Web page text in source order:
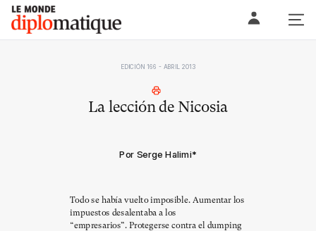
Skip
content
Le monde diplomatique
EDICIÓN 166 - ABRIL 2013
La lección de Nicosia
Por Serge Halimi*
Todo se había vuelto imposible. Aumentar los
impuestos desalentaba a los
“empresarios”. Protegerse contra el dumping